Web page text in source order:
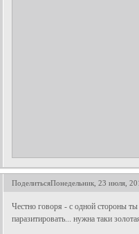
ПоделитьсяПонедельник, 23 июля,
Честно говоря - с одной стороны
паразитировать... нужна таки